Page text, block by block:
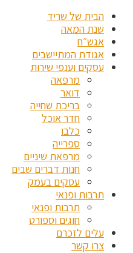
הבית של שריד
שנת המאה
אגש״ח
אגודת המתיישבים
עסקים וענפי שירות
מרפאה
דואר
בריכת שחייה
חדר אוכל
כלבו
ספרייה
מרפאת שיניים
חנות דברים שבים
עסקים בעמק
תרבות ופנאי
תרבות ופנאי
חוגים וספורט
עלים לזכרם
צרו קשר